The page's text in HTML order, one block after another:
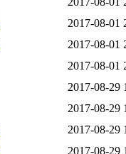
2017-08-01
2017-08-01
2017-08-01
2017-08-29
2017-08-29
2017-08-29
2017-08-29